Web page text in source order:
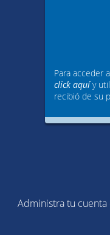
Para acceder
click aquíy
recibió de su
Administra tu